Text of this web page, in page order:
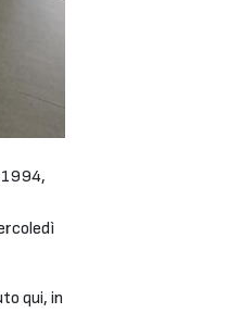
1994,
qui, in